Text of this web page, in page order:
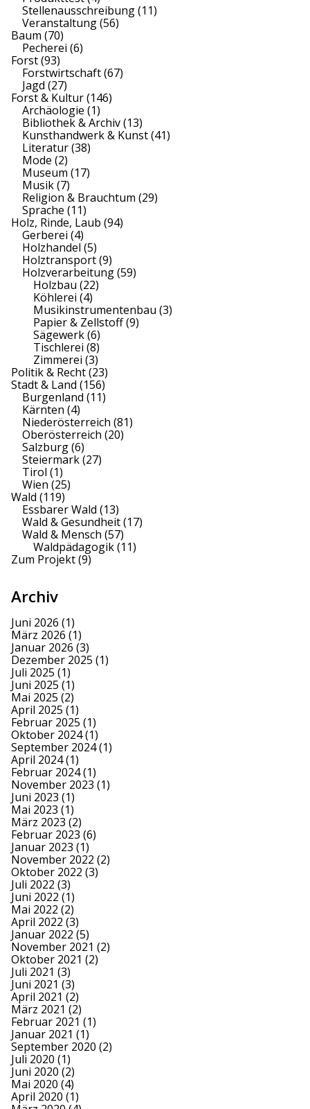
Stellenausschreibung(11)
Veranstaltung(56)
Baum (70)
Pecherei (6)
Forst(93)
Forstwirtschaft(67)
Jagd (27)
Forst & Kultur(146)
Archäologie (1)
Bibliothek & Archiv(13)
Kunsthandwerk & Kunst(41)
Literatur(38)
Mode (2)
Museum (17)
Musik(7)
Religion & Brauchtum (29)
Sprache (11)
Holz, Rinde, Laub (94)
Gerberei (4)
Holzhandel (5)
Holztransport(9)
Holzverarbeitung(59)
Holzbau (22)
Köhlerei (4)
Musikinstrumentenbau (3)
Papier & Zellstoff(9)
Sägewerk(6)
Tischlerei (8)
Zimmerei (3)
Politik & Recht(23)
Stadt & Land (156)
Burgenland (11)
Kärnten (4)
Niederösterreich (81)
Oberösterreich (20)
Salzburg(6)
Steiermark(27)
Tirol (1)
Wien (25)
Wald (119)
Essbarer Wald (13)
Wald & Gesundheit(17)
Wald & Mensch (57)
Waldpädagogik(11)
Zum Projekt(9)
Archiv
Juni 2026 (1)
März 2026 (1)
Januar 2026 (3)
Dezember 2025 (1)
Juli 2025 (1)
Juni 2025 (1)
Mai 2025 (2)
April 2025 (1)
Februar 2025 (1)
Oktober 2024(1)
September 2024(1)
April 2024(1)
Februar 2024(1)
November 2023 (1)
Juni 2023 (1)
Mai 2023 (1)
März 2023 (2)
Februar 2023 (6)
Januar 2023 (1)
November 2022 (2)
Oktober 2022 (3)
Juli 2022 (3)
Juni 2022 (1)
Mai 2022 (2)
April 2022 (3)
Januar 2022 (5)
November 2021 (2)
Oktober 2021 (2)
Juli 2021 (3)
Juni 2021 (3)
April 2021 (2)
März 2021 (2)
Februar 2021 (1)
Januar 2021 (1)
September 2020 (2)
Juli 2020 (1)
Juni 2020 (2)
Mai 2020 (4)
April 2020 (1)